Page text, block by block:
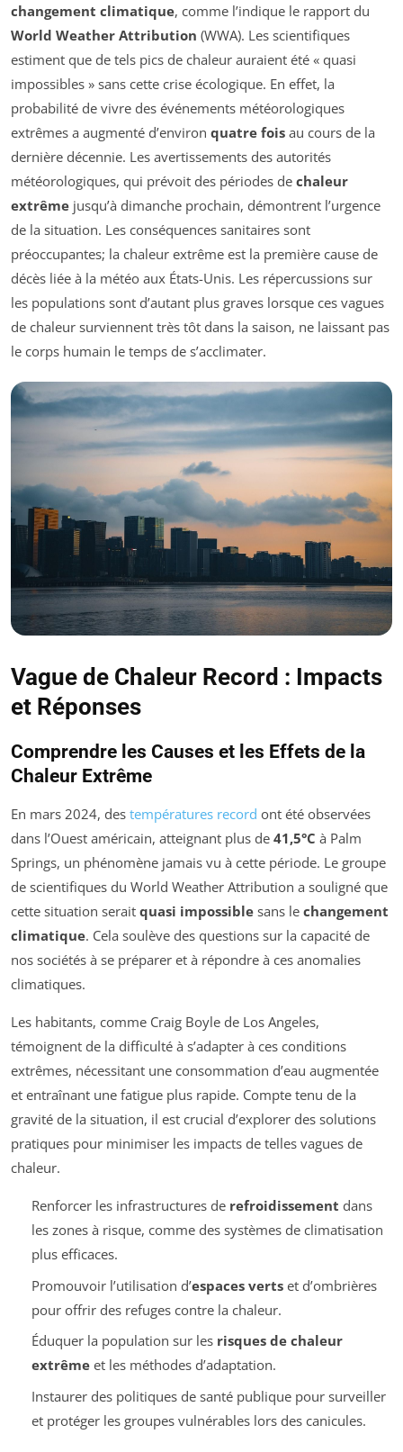
changement climatique, comme l’indique le rapport du
World Weather Attribution (WWA). Les scientifiques
estiment que de tels pics de chaleur auraient été « quasi
impossibles » sans cette crise écologique. En effet, la
probabilité de vivre des événements météorologiques
extrêmes a augmenté d’environ quatre fois au cours de la
dernière décennie. Les avertissements des autorités
météorologiques, qui prévoit des périodes de chaleur
extrême jusqu’à dimanche prochain, démontrent l’urgence
de la situation. Les conséquences sanitaires sont
préoccupantes; la chaleur extrême est la première cause de
décès liée à la météo aux États-Unis. Les répercussions sur
les populations sont d’autant plus graves lorsque ces vagues
de chaleur surviennent très tôt dans la saison, ne laissant pas
le corps humain le temps de s’acclimater.
Vague de Chaleur Record : Impacts
et Réponses
Comprendre les Causes et les Effets de la
Chaleur Extrême
En mars 2024, des températures record ont été observées
dans l’Ouest américain, atteignant plus de 41,5°C à Palm
Springs, un phénomène jamais vu à cette période. Le groupe
de scientifiques du World Weather Attribution a souligné que
cette situation serait quasi impossible sans le changement
climatique. Cela soulève des questions sur la capacité de
nos sociétés à se préparer et à répondre à ces anomalies
climatiques.
Les habitants, comme Craig Boyle de Los Angeles,
témoignent de la difficulté à s’adapter à ces conditions
extrêmes, nécessitant une consommation d’eau augmentée
et entraînant une fatigue plus rapide. Compte tenu de la
gravité de la situation, il est crucial d’explorer des solutions
pratiques pour minimiser les impacts de telles vagues de
chaleur.
Renforcer les infrastructures de refroidissement dans
les zones à risque, comme des systèmes de climatisation
plus efficaces.
Promouvoir l’utilisation d’espaces vertset d’ombrières
pour offrir des refuges contre la chaleur.
Éduquer la population sur les risques de chaleur
extrêmeet les méthodes d’adaptation.
Instaurer des politiques de santé publique pour surveiller
et protéger les groupes vulnérables lors des canicules.